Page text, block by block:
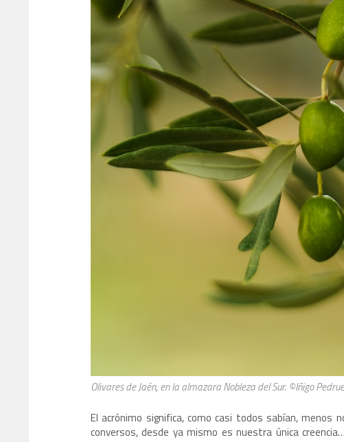
Olivares de Jaén, en la almazara Nobleza del Sur. ©Iñigo
El acrónimo significa, como casi todos sabían, menos
conversos, desde ya mismo es nuestra única